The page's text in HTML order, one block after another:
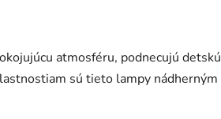
atmosféru, podnecujú detskú
sú tieto lampy nádherným